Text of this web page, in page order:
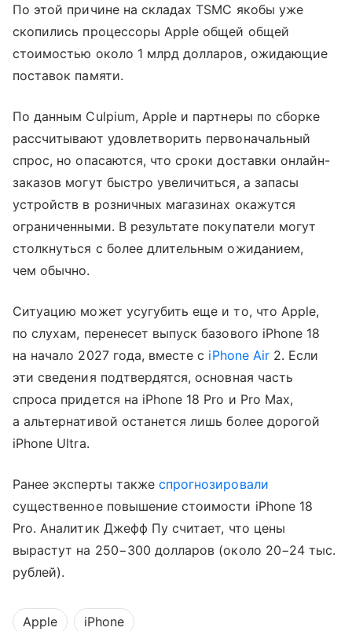
По этой причине на складах TSMC якобы уже
скопились процессоры Apple общей общей
стоимостью около 1 млрд долларов, ожидающие
поставок памяти.
По данным Culpium, Apple и партнеры по сборке
рассчитывают удовлетворить первоначальный
спрос, но опасаются, что сроки доставки онлайн-
заказов могут быстро увеличиться, а запасы
устройств в розничных магазинах окажутся
ограниченными. В результате покупатели могут
столкнуться с более длительным ожиданием,
чем обычно.
Ситуацию может усугубить еще и то, что Apple,
по слухам, перенесет выпуск базового iPhone 18
на начало 2027 года, вместе с iPhone Air2. Если
эти сведения подтвердятся, основная часть
спроса придется на iPhone 18 Pro и Pro Max,
а альтернативой останется лишь более дорогой
iPhone Ultra.
Ранее эксперты такжеспрогнозировали
существенное повышение стоимости iPhone 18
Pro. Аналитик Джефф Пу считает, что цены
вырастут на 250−300 долларов (около 20−24 тыс.
рублей).
Apple iPhone